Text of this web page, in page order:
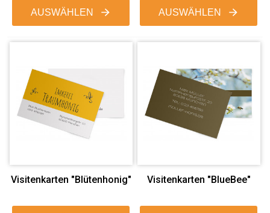
AUSWÄHLEN AUSWÄHLEN
Visitenkarten "Blütenhonig" Visitenkarten "BlueBee"